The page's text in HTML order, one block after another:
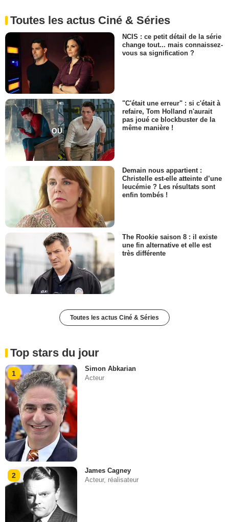
Toutes les actus Ciné & Séries
NCIS : ce petit détail de la série
change tout... mais connaissez-
vous sa signification ?
"C'était une erreur" : si c'était à
refaire, Tom Holland n'aurait
pas joué ce blockbuster de la
même manière !
Demain nous appartient :
Christelle est-elle atteinte d’une
leucémie ? Les résultats sont
enfin tombés !
The Rookie saison 8 : il existe
une fin alternative et elle est
très différente
Toutes les actus Ciné & Séries
Top stars du jour
1
Simon Abkarian
Acteur
2
James Cagney
Acteur, réalisateur